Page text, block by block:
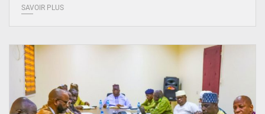
SAVOIR PLUS